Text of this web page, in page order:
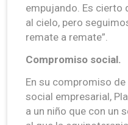
empujando. Es cierto
al cielo, pero
remate a remate”.
Compromiso social.
En su compromiso
social empresarial,
a un niño que con un